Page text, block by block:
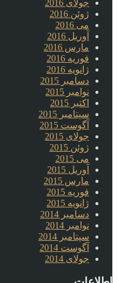
جولای 2016
ژوئن 2016
می 2016
آوریل 2016
مارس 2016
فوریه 2016
ژانویه 2016
دسامبر 2015
نوامبر 2015
اکتبر 2015
سپتامبر 2015
آگوست 2015
جولای 2015
ژوئن 2015
می 2015
آوریل 2015
مارس 2015
فوریه 2015
ژانویه 2015
دسامبر 2014
نوامبر 2014
سپتامبر 2014
آگوست 2014
جولای 2014